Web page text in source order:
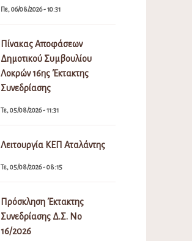
Πε, 06/08/2026 - 10:31
Πίνακας Αποφάσεων
Δημοτικού Συμβουλίου
Λοκρών 16ης Έκτακτης
Συνεδρίασης
Τε, 05/08/2026 - 11:31
Λειτουργία ΚΕΠ Αταλάντης
Τε, 05/08/2026 - 08:15
Πρόσκληση Έκτακτης
Συνεδρίασης Δ.Σ. Νο
16/2026